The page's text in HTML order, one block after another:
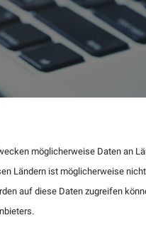
möglicherweise Daten an
Ländern ist möglicherweise
auf diese Daten zugreifen